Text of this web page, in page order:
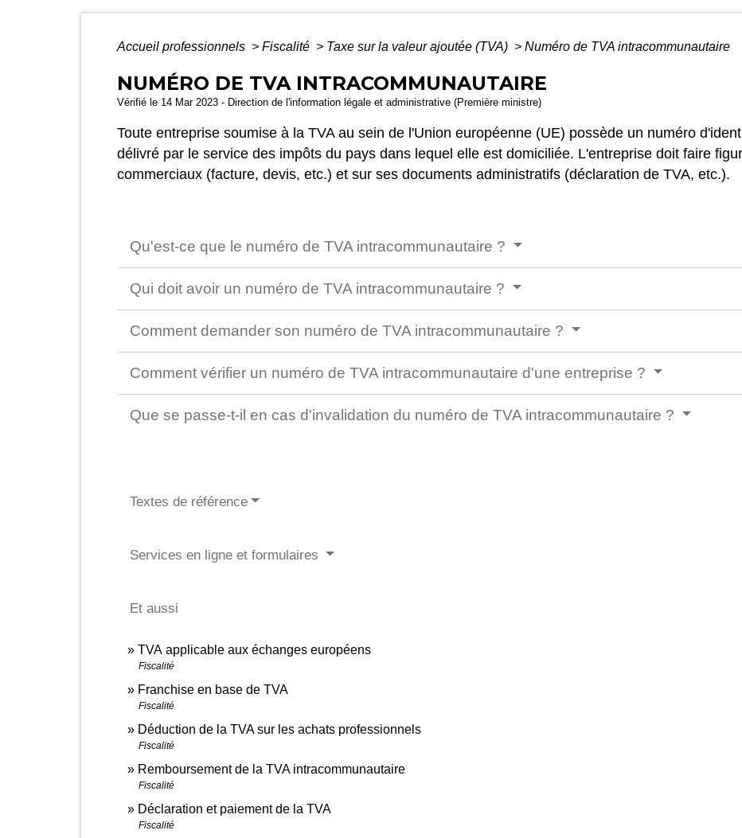
Accueil professionnels > Fiscalité > Taxe sur la valeur ajoutée (TVA) > Numéro de TVA intracommunautaire
NUMÉRO DE TVA INTRACOMMUNAUTAIRE
Vérifié le 14 Mar 2023 - Direction de l'information légale et administrative (Première ministre)
Toute entreprise soumise à la TVA au sein de l'Union européenne (UE) possède un numéro
délivré par le service des impôts du pays dans lequel elle est domiciliée. L'entreprise doit faire
commerciaux (facture, devis, etc.) et sur ses documents administratifs (déclaration de TVA, etc.).
Qu'est-ce que le numéro de TVA intracommunautaire ?
Qui doit avoir un numéro de TVA intracommunautaire ?
Comment demander son numéro de TVA intracommunautaire ?
Comment vérifier un numéro de TVA intracommunautaire d'une entreprise ?
Que se passe-t-il en cas d'invalidation du numéro de TVA intracommunautaire ?
Textes de référence
Services en ligne et formulaires
Et aussi
TVA applicable aux échanges européens
Fiscalité
Franchise en base de TVA
Fiscalité
Déduction de la TVA sur les achats professionnels
Fiscalité
Remboursement de la TVA intracommunautaire
Fiscalité
Déclaration et paiement de la TVA
Fiscalité